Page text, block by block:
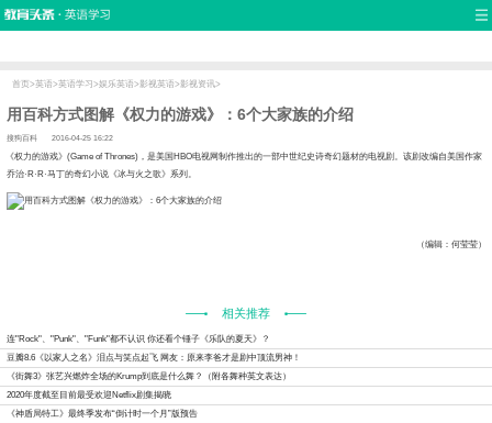
首页>英语>英语学习>娱乐英语>影视英语>影视资讯>
用百科方式图解《权力的游戏》：6个大家族的介绍
搜狗百科 2016-04-25 16:22
力的游戏》(Game of Thrones)，是美国HBO电视网制作推出的一部中世纪史诗奇幻题材的电视剧。该剧改编自美国作家
乔治·R·R·马丁的奇幻小说《冰与火之歌》系列。
（编辑：何莹莹）
相关推荐
连"Rock"、"Punk"、"Funk"都不认识 你还看个锤子《乐队的夏天》？
豆瓣8.6《以家人之名》泪点与笑点起飞 网友：原来李爸才是剧中顶流男神！
《街舞3》张艺兴燃炸全场的Krump到底是什么舞？（附各舞种英文表达）
2020年度截至目前最受欢迎Netflix剧集揭晓
《神盾局特工》最终季发布“倒计时一个月”版预告